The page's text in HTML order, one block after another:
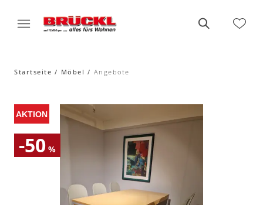
Startseite Möbel Angebote
-50 %